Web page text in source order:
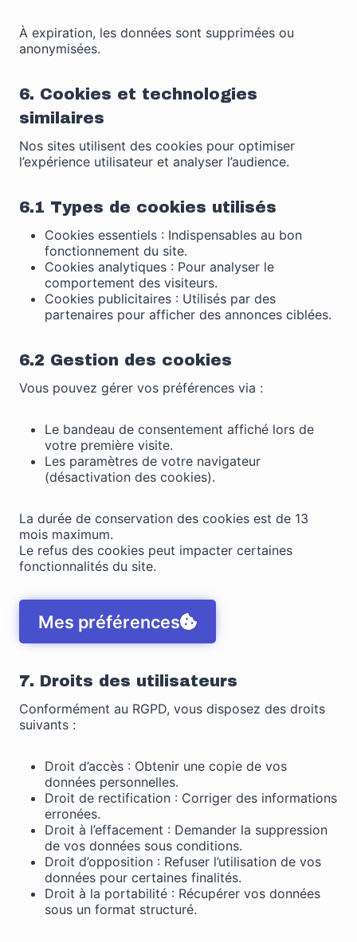
À expiration, les données sont supprimées ou
anonymisées.
6. Cookies et technologies
similaires
Nos sites utilisent des cookies pour optimiser
l’expérience utilisateur et analyser l’audience.
6.1 Types de cookies utilisés
Cookies essentiels : Indispensables au bon
fonctionnement du site.
Cookies analytiques : Pour analyser le
comportement des visiteurs.
Cookies publicitaires : Utilisés par des
partenaires pour afficher des annonces ciblées.
6.2 Gestion des cookies
Vous pouvez gérer vos préférences via :
Le bandeau de consentement affiché lors de
votre première visite.
Les paramètres de votre navigateur
(désactivation des cookies).
La durée de conservation des cookies est de 13
mois maximum.
Le refus des cookies peut impacter certaines
fonctionnalités du site.
Mes préférences
7. Droits des utilisateurs
Conformément au RGPD, vous disposez des droits
suivants :
Droit d’accès : Obtenir une copie de vos
données personnelles.
Droit de rectification : Corriger des informations
erronées.
Droit à l’effacement : Demander la suppression
de vos données sous conditions.
Droit d’opposition : Refuser l’utilisation de vos
données pour certaines finalités.
Droit à la portabilité : Récupérer vos données
sous un format structuré.